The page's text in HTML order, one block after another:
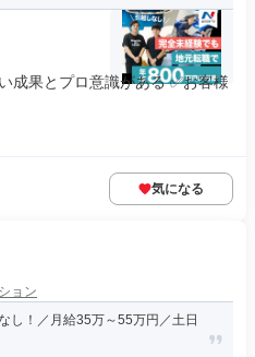
成果とプロ意識がある ✅お客様
気になる
ョン
し！／月給35万～55万円／土日